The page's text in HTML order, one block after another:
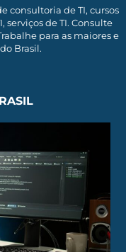
consultoria de TI, cursos
serviços de TI. Consulte
para as maiores e
Brasil.